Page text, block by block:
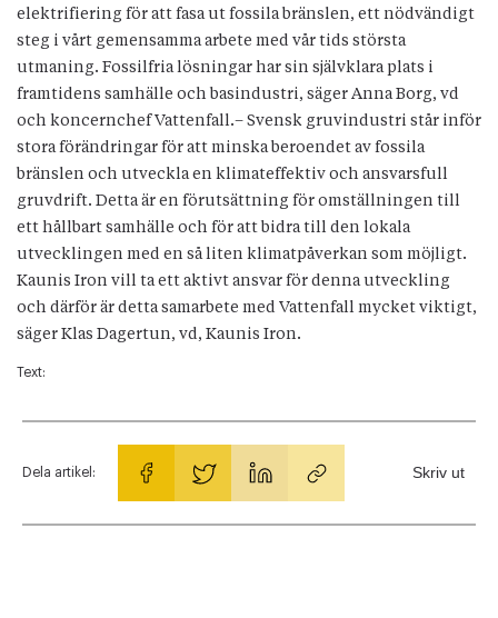
elektrifiering för att fasa ut fossila bränslen, ett nödvändigt
steg i vårt gemensamma arbete med vår tids största
utmaning. Fossilfria lösningar har sin självklara plats i
framtidens samhälle och basindustri, säger Anna Borg, vd
och koncernchef Vattenfall.– Svensk gruvindustri står inför
stora förändringar för att minska beroendet av fossila
bränslen och utveckla en klimateffektiv och ansvarsfull
gruvdrift. Detta är en förutsättning för omställningen till
ett hållbart samhälle och för att bidra till den lokala
utvecklingen med en så liten klimatpåverkan som möjligt.
Kaunis Iron vill ta ett aktivt ansvar för denna utveckling
och därför är detta samarbete med Vattenfall mycket viktigt,
säger Klas Dagertun, vd, Kaunis Iron.
Text:
Dela artikel: Skriv ut